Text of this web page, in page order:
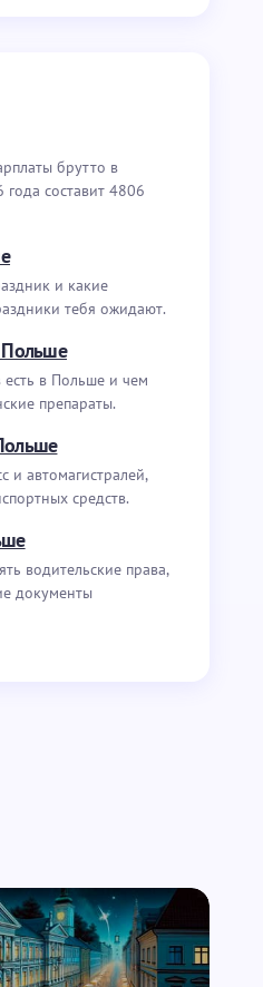
брутто в
составит 4806
и какие
тебя ожидают.
Польше
есть в Польше и чем
препараты.
и автомагистралей,
средств.
водительские права,
документы